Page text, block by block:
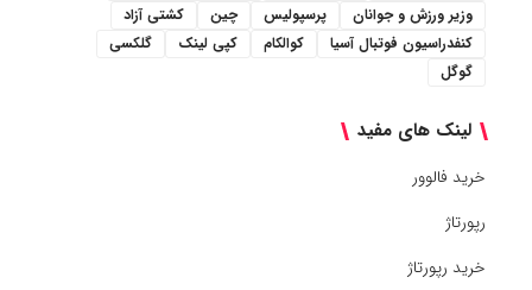
وزیر ورزش و جوانان
پرسپولیس چین
کشتی آزاد
کنفدراسیون فوتبال آسیا
کوالکام کپی لینک
گلکسی
گوگل
لینک های مفید
خرید فالوور
رپورتاژ
خرید رپورتاژ